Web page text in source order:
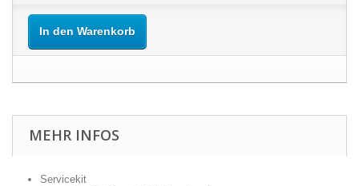
In den Warenkorb
MEHR INFOS
Servicekit